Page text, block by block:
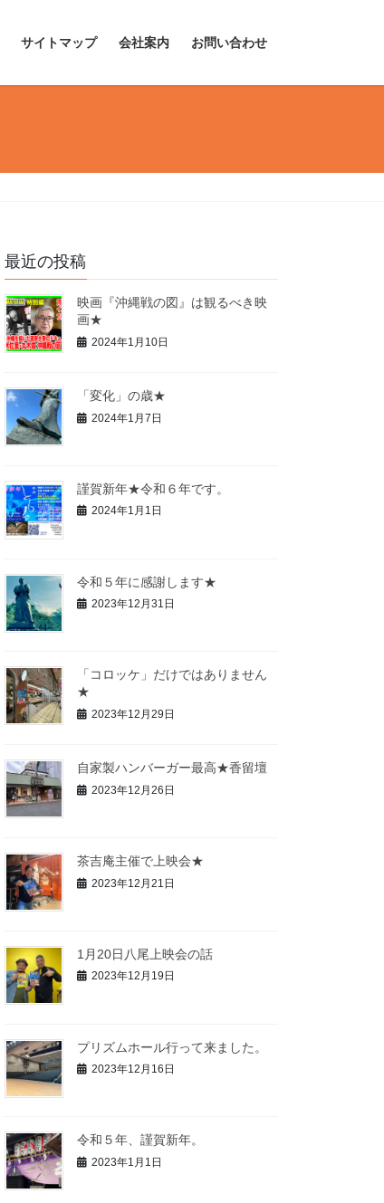
サイトマップ 会社案内 お問い合わせ
最近の投稿
映画『沖縄戦の図』は観るべき映
画★
2024年1月10日
「変化」の歳★
2024年1月7日
謹賀新年★令和６年です。
2024年1月1日
令和５年に感謝します★
2023年12月31日
「コロッケ」だけではありません
★
2023年12月29日
自家製ハンバーガー最高★香留壇
2023年12月26日
茶吉庵主催で上映会★
2023年12月21日
1月20日八尾上映会の話
2023年12月19日
プリズムホール行って来ました。
2023年12月16日
令和５年、謹賀新年。
2023年1月1日